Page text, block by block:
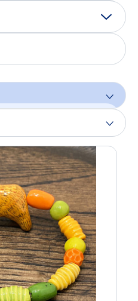
в Телеграм
91-85
09-76